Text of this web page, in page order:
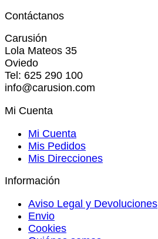
Contáctanos
Carusión
Lola Mateos 35
Oviedo
Tel: 625 290 100
info@carusion.com
Mi Cuenta
Mi Cuenta
Mis Pedidos
Mis Direcciones
Información
Aviso Legal y Devoluciones
Envio
Cookies